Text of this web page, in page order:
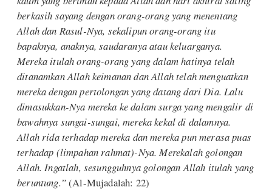
berkasih sayang dengan orang-orang yang menentang
Allah dan Rasul-Nya, sekalipun orang-orang itu
bapaknya, anaknya, saudaranya atau keluarganya.
Mereka itulah orang-orang yang dalam hatinya telah
ditanamkan Allah keimanan dan Allah telah menguatkan
mereka dengan pertolongan yang datang dari Dia. Lalu
dimasukkan-Nya mereka ke dalam surga yang mengalir di
bawahnya sungai-sungai, mereka kekal di dalamnya.
Allah rida terhadap mereka dan mereka pun merasa puas
terhadap (limpahan rahmat)-Nya. Merekalah golongan
Allah. Ingatlah, sesungguhnya golongan Allah itulah yang
beruntung.”(Al-Mujadalah: 22)